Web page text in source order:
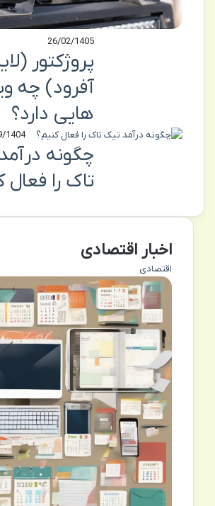
26/02/1405
پروژکتور
آفرود) چه
هایی دارد؟
1404
چگونه
تاک را فعال
اخبار اقتصادی
اقتصادی